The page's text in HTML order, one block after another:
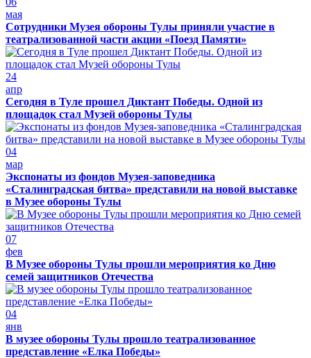
мая
Сотрудники Музея обороны Тулы приняли участие в
театрализованной части акции «Поезд Памяти»
24
апр
Сегодня в Туле прошел Диктант Победы. Одной из
площадок стал Музей обороны Тулы
04
мар
Экспонаты из фондов Музея-заповедника
«Сталинградская битва» представили на новой выставке
в Музее обороны Тулы
07
фев
В Музее обороны Тулы прошли мероприятия ко Дню
семей защитников Отечества
04
янв
В музее обороны Тулы прошло театрализованное
представление «Елка Победы»